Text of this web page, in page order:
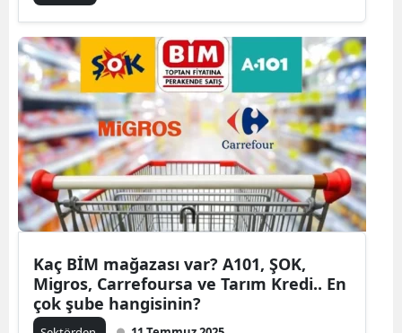
Kaç BİM mağazası var? A101, ŞOK,
Migros, Carrefoursa ve Tarım Kredi.. En
çok şube hangisinin?